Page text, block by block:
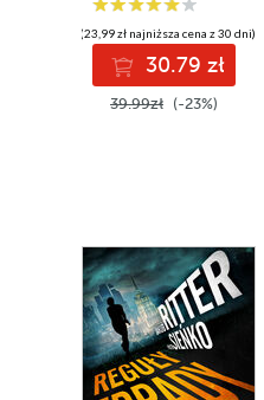
(23,99 zł najniższa cena z 30 dni)
30.79 zł
39.99zł (-23%)